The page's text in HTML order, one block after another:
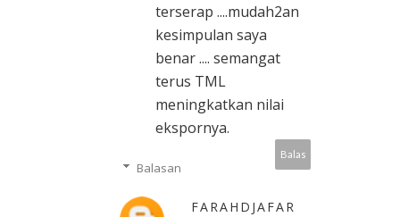
terserap ....mudah2an
kesimpulan saya
benar .... semangat
terus TML
meningkatkan nilai
ekspornya.
Balas
Balasan
FARAHDJAFAR